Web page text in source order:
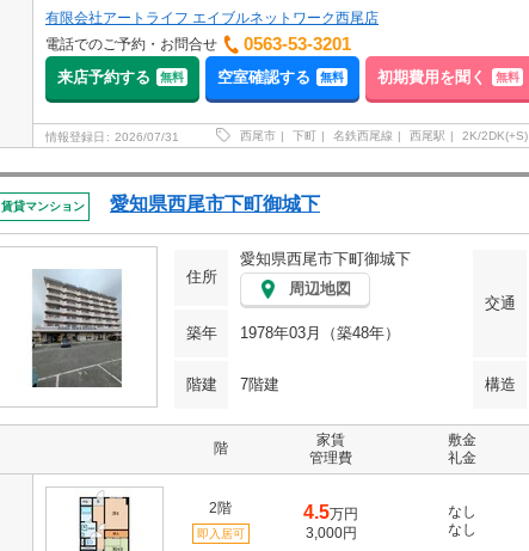
有限会社アートライフ エイブルネットワーク西尾店
電話でのご予約・お問合せ
0563-53-3201
来店予約する 無料 空室確認する 無料 初期費用を聞く 無料
情報登録日 2026/07/31 西尾市 下町 名鉄西尾線 西尾駅 2K/2DK(+S)
賃貸マンション 愛知県西尾市下町御城下
住所
愛知県西尾市下町御城下
周辺地図
交通
築年 1978年03月（築48年）
階建 7階建 構造
階
家賃
管理費
敷金
礼金
2階
即入居可
4.5万円
3,000円
なし
なし